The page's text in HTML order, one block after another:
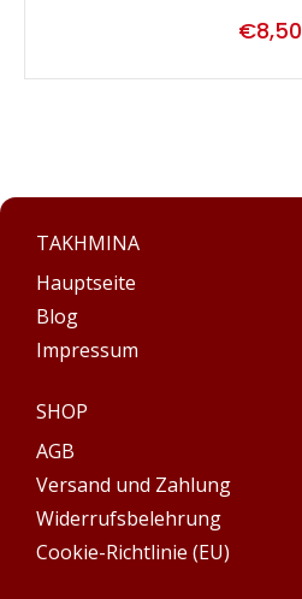
€8,50
TAKHMINA
Hauptseite
Blog
Impressum
SHOP
AGB
Versand und Zahlung
Widerrufsbelehrung
Cookie-Richtlinie (EU)